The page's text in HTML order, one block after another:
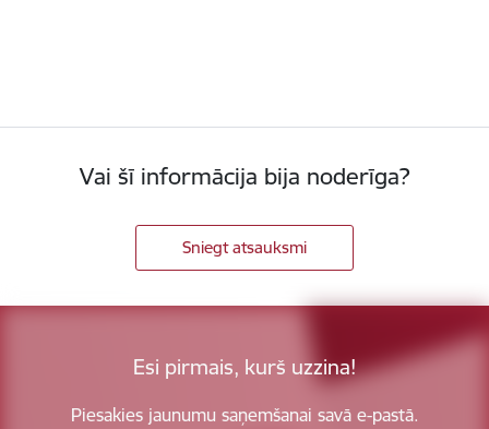
Vai šī informācija bija noderīga?
Sniegt atsauksmi
Esi pirmais, kurš uzzina!
Piesakies jaunumu saņemšanai savā e-pastā.